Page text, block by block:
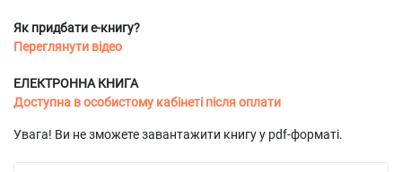
Як придбати е-книгу?
Переглянути відео
ЕЛЕКТРОННА КНИГА
Доступна в особистому кабінеті після оплати
Увага! Ви не зможете завантажити книгу у pdf-форматі.